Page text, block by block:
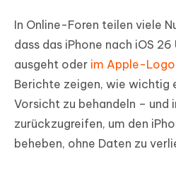
In Online-Foren teilen viele
dass das iPhone nach iOS
ausgeht oder im Apple-
Berichte zeigen, wie
Vorsicht zu behandeln – und
zurückzugreifen, um den
beheben, ohne Daten zu